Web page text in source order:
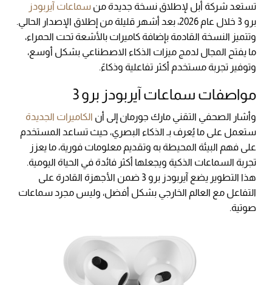
تستعد شركة أبل لإطلاق نسخة جديدة من سماعات آيربودز
برو 3 خلال عام 2026، بعد أشهر قليلة من إطلاق الإصدار الحالي.
وتتميز النسخة القادمة بإضافة كاميرات بالأشعة تحت الحمراء،
ما يفتح المجال لدمج ميزات الذكاء الاصطناعي بشكل أوسع،
وتوفير تجربة مستخدم أكثر تفاعلية وذكاءً.
مواصفات سماعات آيربودز برو 3
وأشار الصحفي التقني مارك جورمان إلى أن الكاميرات الجديدة
ستعمل على ما يُعرف بـ الذكاء البصري، حيث تساعد المستخدم
على فهم البيئة المحيطة به وتقديم معلومات فورية، ما يعزز
تجربة السماعات الذكية ويجعلها أكثر فائدة في الحياة اليومية.
هذا التطوير يضع آيربودز برو 3 ضمن الأجهزة القادرة على
التفاعل مع العالم الخارجي بشكل أفضل، وليس مجرد سماعات
صوتية.